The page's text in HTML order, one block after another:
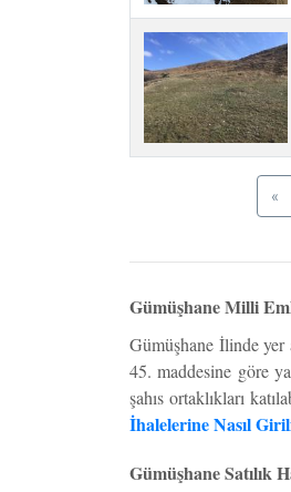
«
Gümüşhane Milli
Gümüşhane İlinde yer
45. maddesine göre
şahıs ortaklıkları
İhalelerine Nasıl
Gümüşhane Satılık